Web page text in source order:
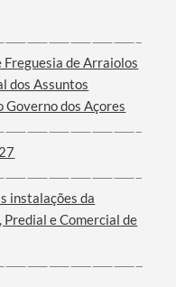
de Arraiolos
dos Assuntos
Governo dos Açores
instalações da
e Comercial de